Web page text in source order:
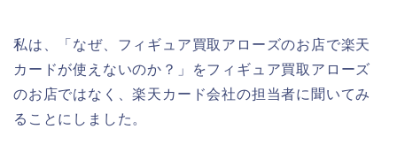
私は、「なぜ、フィギュア買取アローズのお店で楽天
カードが使えないのか？」をフィギュア買取アローズ
のお店ではなく、楽天カード会社の担当者に聞いてみ
ることにしました。